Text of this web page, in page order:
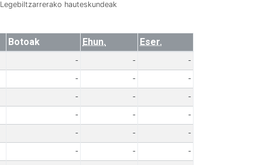
hauteskundeak
Botoak Ehun.
Eser.
- -
-
- -
-
- -
-
- -
-
- -
-
- -
-